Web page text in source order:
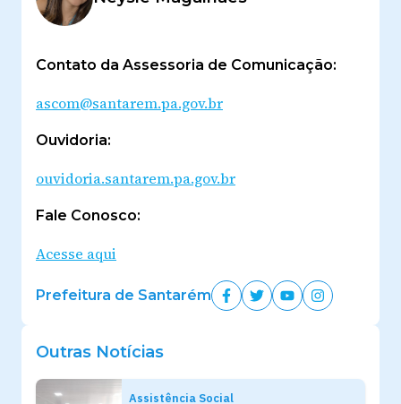
Contato da Assessoria de Comunicação:
ascom@santarem.pa.gov.br
Ouvidoria:
ouvidoria.santarem.pa.gov.br
Fale Conosco:
Acesse aqui
Prefeitura de Santarém
Outras Notícias
Assistência Social